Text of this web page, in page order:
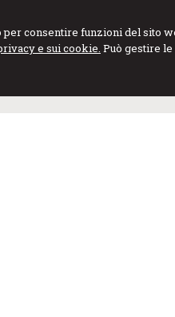
consentire funzioni del sito
e sui cookie. Può gestire